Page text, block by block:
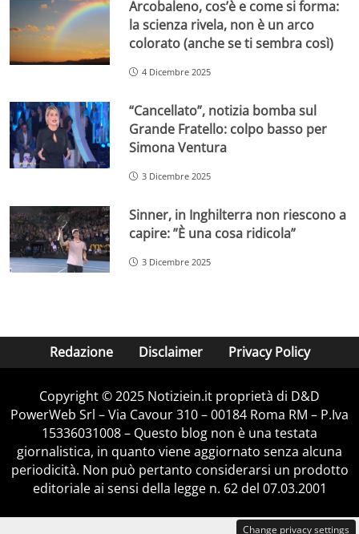
Arcobaleno, cos’è e come si forma:
la scienza rivela, non è un arco
colorato (anche se ti sembra così)
4 Dicembre 2025
“Cancellato”, notizia bomba sul
Grande Fratello: colpo basso per
Simona Ventura
3 Dicembre 2025
Sinner, in Inghilterra non riescono a
capire: ”È una cosa ridicola”
3 Dicembre 2025
Redazione Disclaimer Privacy Policy
Copyright © 2025 Notiziein.it proprietà di D&D
PowerWeb Srl – Via Cavour 310 – 00184 Roma RM – P.Iva
15336031008 – Questo blog non è una testata
giornalistica, in quanto viene aggiornato senza alcuna
periodicità. Non può pertanto considerarsi un prodotto
editoriale ai sensi della legge n. 62 del 07.03.2001
Change privacy settings